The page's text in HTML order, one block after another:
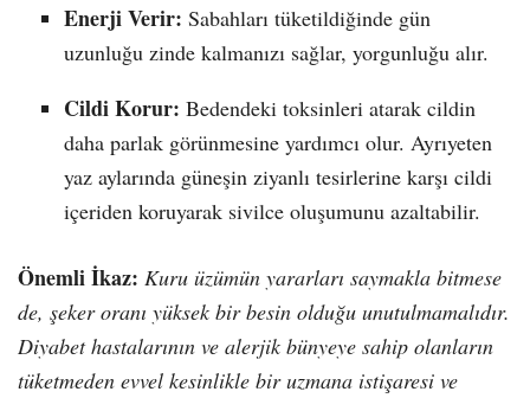
Enerji Verir: Sabahları tüketildiğinde gün
uzunluğu zinde kalmanızı sağlar, yorgunluğu alır.
Cildi Korur: Bedendeki toksinleri atarak cildin
daha parlak görünmesine yardımcı olur. Ayrıyeten
yaz aylarında güneşin ziyanlı tesirlerine karşı cildi
içeriden koruyarak sivilce oluşumunu azaltabilir.
Önemli İkaz: Kuru üzümün yararları saymakla bitmese
de, şeker oranı yüksek bir besin olduğu unutulmamalıdır.
Diyabet hastalarının ve alerjik bünyeye sahip olanların
tüketmeden evvel kesinlikle bir uzmana istişaresi ve